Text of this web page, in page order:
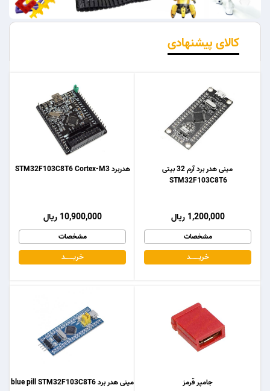
کالای پیشنهادی
هدربرد STM32F103C8T6 Cortex-M3
10,900,000 ریال
مشخصات
خریـــــــد
مینی هدر برد آرم 32 بیتی
STM32F103C8T6
1,200,000 ریال
مشخصات
خریـــــــد
مینی هدر برد blue pill STM32F103C8T6 جامپر قرمز